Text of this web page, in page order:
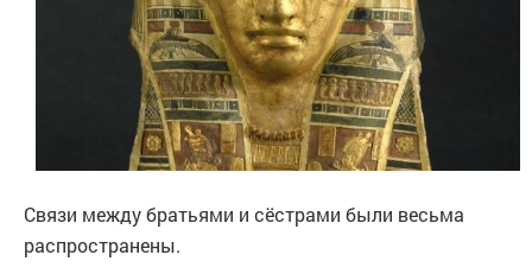
Связи между братьями и сёстрами были весьма
распространены.